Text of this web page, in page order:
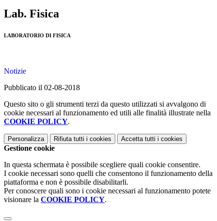
Lab. Fisica
LABORATORIO DI FISICA
Notizie
Pubblicato il 02-08-2018
Questo sito o gli strumenti terzi da questo utilizzati si avvalgono di
cookie necessari al funzionamento ed utili alle finalità illustrate nella
COOKIE POLICY.
Personalizza Rifiuta tutti i cookies Accetta tutti i cookies
Gestione cookie
In questa schermata è possibile scegliere quali cookie consentire.
I cookie necessari sono quelli che consentono il funzionamento della
piattaforma e non è possibile disabilitarli.
Per conoscere quali sono i cookie necessari al funzionamento potete
visionare la COOKIE POLICY.